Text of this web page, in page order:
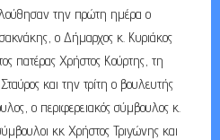
την πρώτη ημέρα ο
ο Δήμαρχος κ. Κυριάκος
πατέρας Χρήστος Κούρτης, τη
και την τρίτη ο βουλευτής
ο περιφερειακός σύμβουλος κ.
κκ Χρήστος Τριγώνης και